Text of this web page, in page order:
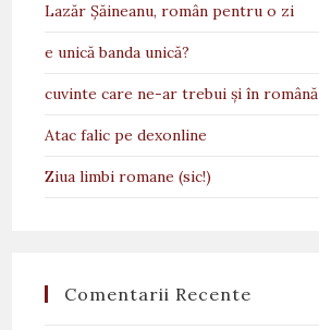
Lazăr Șăineanu, român pentru o zi
e unică banda unică?
cuvinte care ne-ar trebui și în română
Atac falic pe dexonline
Ziua limbi romane (sic!)
Comentarii Recente